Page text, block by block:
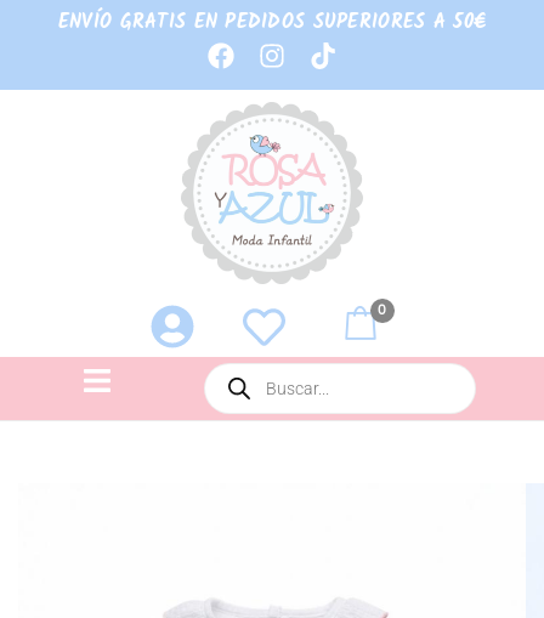
ENVÍO GRATIS EN PEDIDOS SUPERIORES A 50€
0